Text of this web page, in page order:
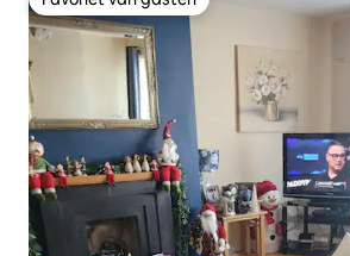
Favoriet van gasten